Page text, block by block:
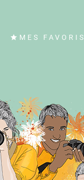
MES FAVORIS